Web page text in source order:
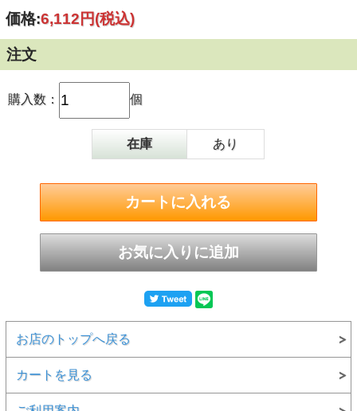
価格:6,112円(税込)
注文
購入数： 個
在庫 あり
お店のトップへ戻る
カートを見る